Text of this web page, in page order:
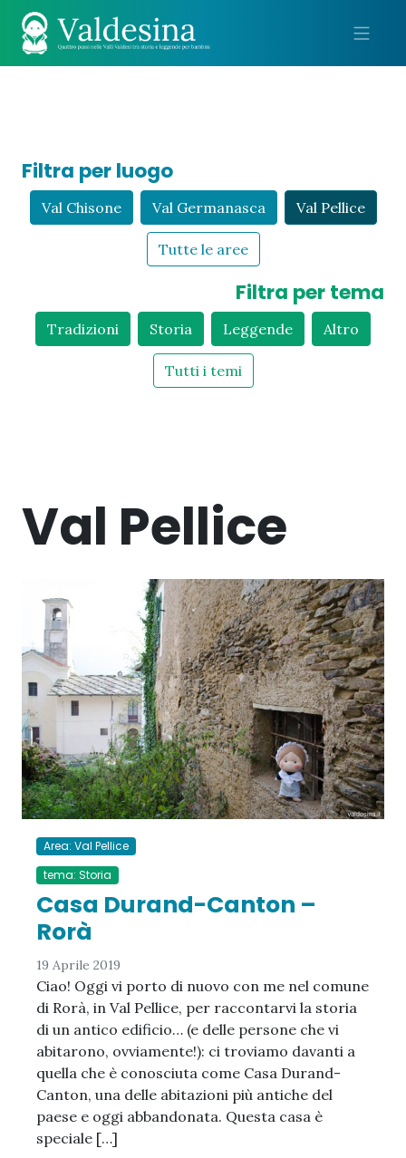
Filtra per luogo
Val Chisone Val Germanasca Val Pellice
Tutte le aree
Filtra per tema
Tradizioni Storia Leggende Altro
Tutti i temi
Val Pellice
Area: Val Pellice
tema: Storia
Casa Durand-Canton –
Rorà
19 Aprile 2019
Ciao! Oggi vi porto di nuovo con me nel comune
di Rorà, in Val Pellice, per raccontarvi la storia
di un antico edificio… (e delle persone che vi
abitarono, ovviamente!): ci troviamo davanti a
quella che è conosciuta come Casa Durand-
Canton, una delle abitazioni più antiche del
paese e oggi abbandonata. Questa casa è
speciale […]